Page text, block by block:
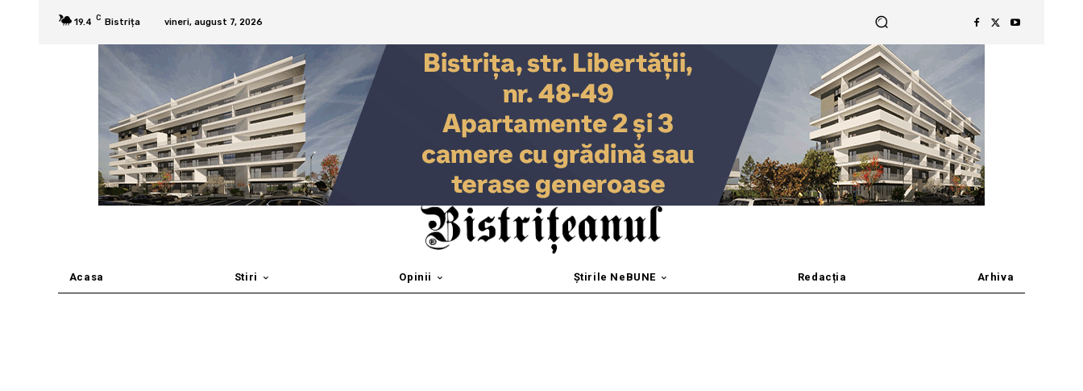
19.4 C Bistrița vineri, august 7, 2026
Acasa Stiri Opinii Știrile NeBUNE Redacția Arhiva